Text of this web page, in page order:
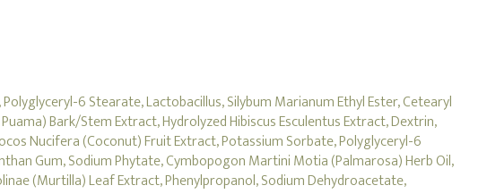
6 Stearate, Lactobacillus, Silybum Marianum Ethyl Ester, Cetearyl
Bark/Stem Extract, Hydrolyzed Hibiscus Esculentus Extract, Dextrin,
Nucifera (Coconut) Fruit Extract, Potassium Sorbate, Polyglyceryl-6
Gum, Sodium Phytate, Cymbopogon Martini Motia (Palmarosa) Herb Oil,
(Murtilla) Leaf Extract, Phenylpropanol, Sodium Dehydroacetate,